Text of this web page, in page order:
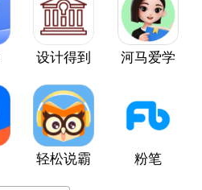
设计得到 河马爱学
轻松说霸 粉笔